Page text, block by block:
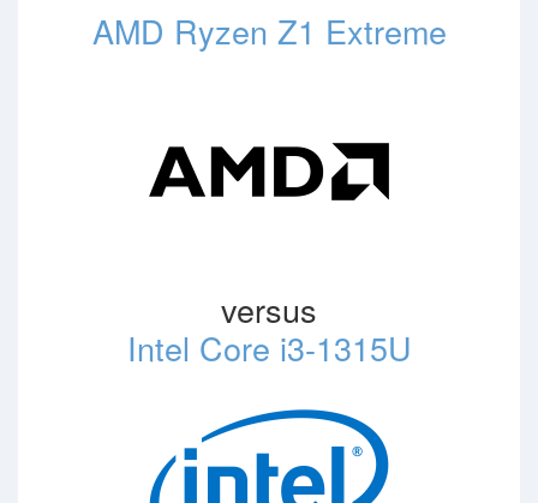
AMD Ryzen Z1 Extreme
versus
Intel Core i3-1315U